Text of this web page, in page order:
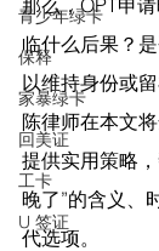
青少年绿卡
保释
家暴绿卡
回美证
工卡
U 签证
那么，OPT申
临什么后果？
以维持身份或
陈律师在本文
提供实用策略
晚了”的含义、
代选项。